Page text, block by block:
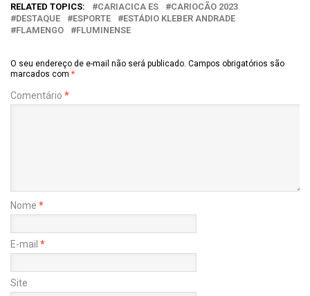
RELATED TOPICS: CARIACICA ES
CARIOCÃO 2023
DESTAQUE
ESPORTE
ESTÁDIO KLEBER ANDRADE
FLAMENGO
FLUMINENSE
O seu endereço de e-mail não será publicado. Campos obrigatórios são
marcados com *
Comentário *
Nome *
E-mail *
Site